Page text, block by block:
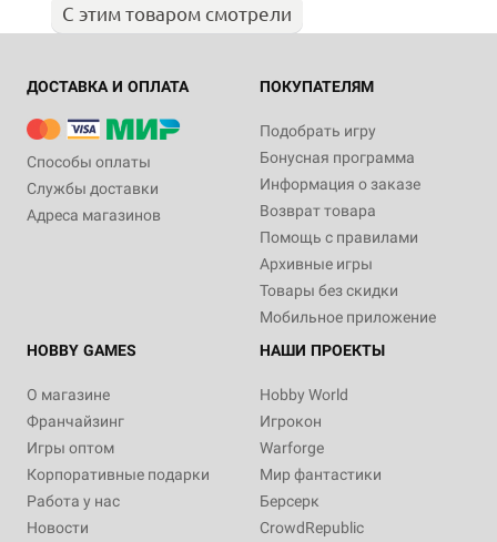
С этим товаром смотрели
ДОСТАВКА И ОПЛАТА
Способы оплаты
Службы доставки
Адреса магазинов
ПОКУПАТЕЛЯМ
Подобрать игру
Бонусная программа
Информация о заказе
Возврат товара
Помощь с правилами
Архивные игры
Товары без скидки
Мобильное приложение
HOBBY GAMES
О магазине
Франчайзинг
Игры оптом
Корпоративные подарки
Работа у нас
Новости
НАШИ ПРОЕКТЫ
Hobby World
Игрокон
Warforge
Мир фантастики
Берсерк
CrowdRepublic